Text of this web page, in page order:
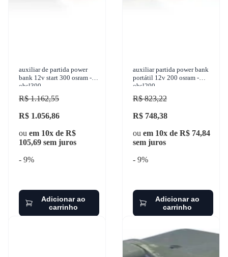
auxiliar de partida power
bank 12v start 300 osram -
obsl300
R$ 1.162,55
R$ 1.056,86
ou em 10x de R$
105,69 sem juros
- 9%
Adicionar ao
carrinho
auxiliar partida power bank
portátil 12v 200 osram -
obsl200
R$ 823,22
R$ 748,38
ou em 10x de R$ 74,84
sem juros
- 9%
Adicionar ao
carrinho